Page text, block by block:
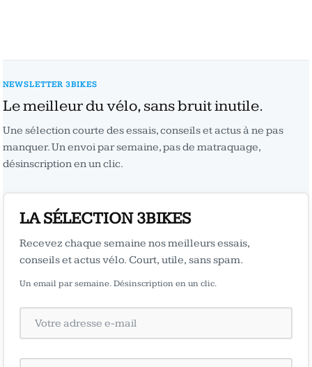
NEWSLETTER 3BIKES
Le meilleur du vélo, sans bruit inutile.
Une sélection courte des essais, conseils et actus à ne pas
manquer. Un envoi par semaine, pas de matraquage,
désinscription en un clic.
LA SÉLECTION 3BIKES
Recevez chaque semaine nos meilleurs essais,
conseils et actus vélo. Court, utile, sans spam.
Un email par semaine. Désinscription en un clic.